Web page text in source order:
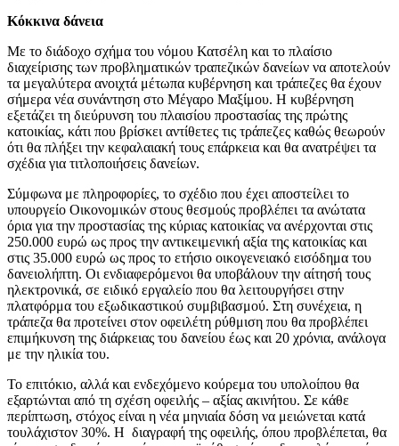
Κόκκινα δάνεια
Με το διάδοχο σχήμα του νόμου Κατσέλη και το πλαίσιο
διαχείρισης των προβληματικών τραπεζικών δανείων να αποτελούν
τα μεγαλύτερα ανοιχτά μέτωπα κυβέρνηση και τράπεζες θα έχουν
σήμερα νέα συνάντηση στο Μέγαρο Μαξίμου. Η κυβέρνηση
εξετάζει τη διεύρυνση του πλαισίου προστασίας της πρώτης
κατοικίας, κάτι που βρίσκει αντίθετες τις τράπεζες καθώς θεωρούν
ότι θα πλήξει την κεφαλαιακή τους επάρκεια και θα ανατρέψει τα
σχέδια για τιτλοποιήσεις δανείων.
Σύμφωνα με πληροφορίες, το σχέδιο που έχει αποστείλει το
υπουργείο Οικονομικών στους θεσμούς προβλέπει τα ανώτατα
όρια για την προστασίας της κύριας κατοικίας να ανέρχονται στις
250.000 ευρώ ως προς την αντικειμενική αξία της κατοικίας και
στις 35.000 ευρώ ως προς το ετήσιο οικογενειακό εισόδημα του
δανειολήπτη. Οι ενδιαφερόμενοι θα υποβάλουν την αίτησή τους
ηλεκτρονικά, σε ειδικό εργαλείο που θα λειτουργήσει στην
πλατφόρμα του εξωδικαστικού συμβιβασμού. Στη συνέχεια, η
τράπεζα θα προτείνει στον οφειλέτη ρύθμιση που θα προβλέπει
επιμήκυνση της διάρκειας του δανείου έως και 20 χρόνια, ανάλογα
με την ηλικία του.
Το επιτόκιο, αλλά και ενδεχόμενο κούρεμα του υπολοίπου θα
εξαρτώνται από τη σχέση οφειλής – αξίας ακινήτου. Σε κάθε
περίπτωση, στόχος είναι η νέα μηνιαία δόση να μειώνεται κατά
τουλάχιστον 30%. Η διαγραφή της οφειλής, όπου προβλέπεται, θα